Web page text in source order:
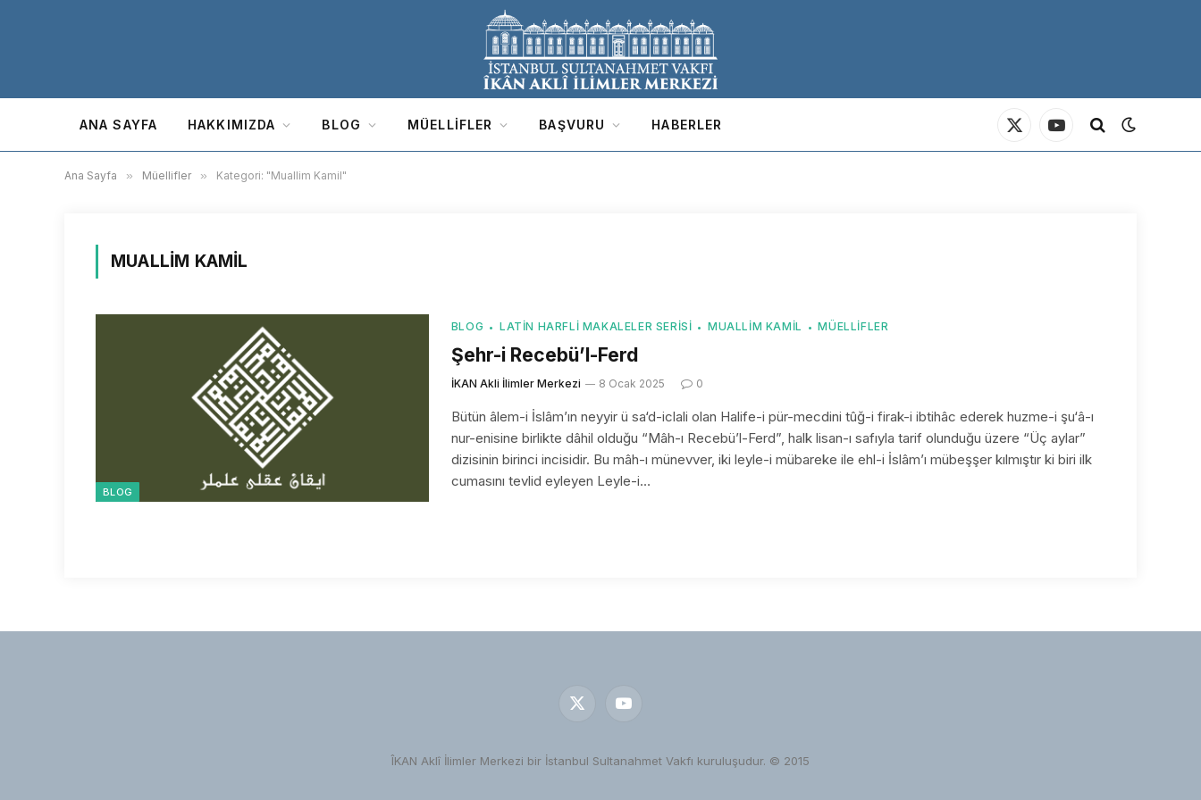
ANA SAYFA HAKKIMIZDA BLOG MÜELLIFLER BAŞVURU HABERLER
X
(Twitter)
YouTube
Ana Sayfa » Müellifler » Kategori: "Muallim Kamil"
MUALLIM KAMIL
BLOG
BLOG LATIN HARFLI MAKALELER SERISI MUALLIM KAMIL MÜELLIFLER
Şehr-i Recebü’l-Ferd
İKAN Akli İlimler Merkezi 8 Ocak 2025 0
Bütün âlem-i İslâm’ın neyyir ü sa‘d-iclali olan Halife-i pür-mecdini tûğ-i firak-i ibtihâc ederek huzme-i şu‘â-ı
nur-enisine birlikte dâhil olduğu “Mâh-ı Recebü’l-Ferd”, halk lisan-ı safıyla tarif olunduğu üzere “Üç aylar”
dizisinin birinci incisidir. Bu mâh-ı münevver, iki leyle-i mübareke ile ehl-i İslâm’ı mübeşşer kılmıştır ki biri ilk
cumasını tevlid eyleyen Leyle-i…
X
YouTube
ÎKAN Aklî İlimler Merkezi bir İstanbul Sultanahmet Vakfı kuruluşudur. © 2015